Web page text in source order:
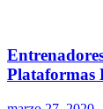
Plataformas